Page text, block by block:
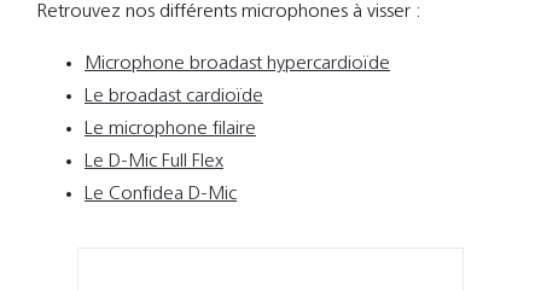
Retrouvez nos différents microphones à visser :
Microphone broadast hypercardioïde
Le broadast cardioïde
Le microphone filaire
Le D-Mic Full Flex
Le Confidea D-Mic